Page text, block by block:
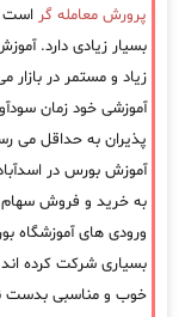
پرورش معامله گر است
بسیار زیادی دارد.
زیاد و مستمر در
آموزشی خود زمان
پذیران به حداقل می
آموزش بورس در
به خرید و فروش سهام
ورودی های آموزشگاه
بسیاری شرکت کرده
خوب و مناسبی بدست